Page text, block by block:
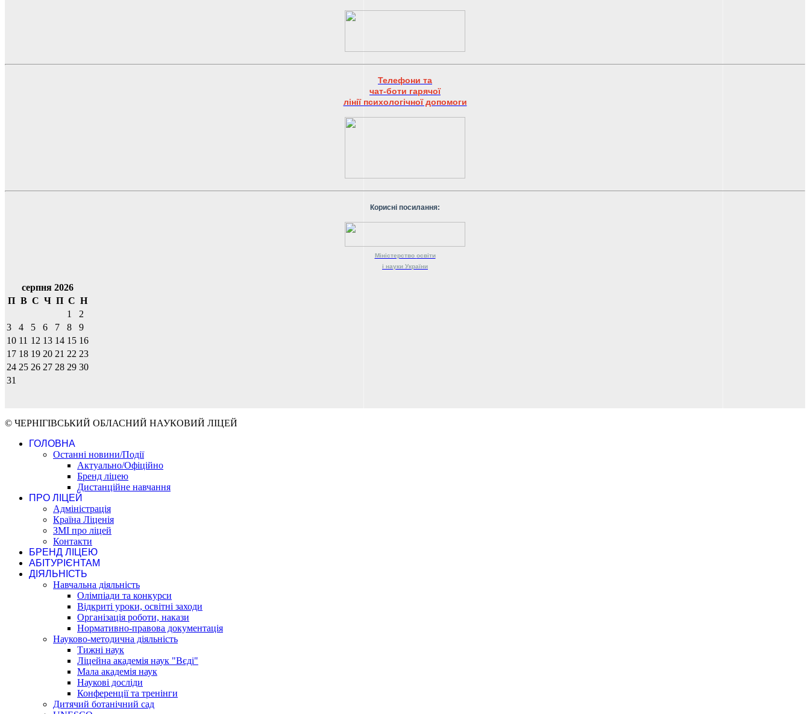
Телефони та
чат-боти гарячої
лінії психологічної допомоги
Корисні посилання:
Міністерство освіти
і науки України
серпня 2026
П В С Ч П С Н
1
2
3
4 5 6 7 8
9
10 11 12 13 14 15 16
17 18 19 20 21 22 23
24 25 26 27 28 29 30
31
© ЧЕРНІГІВСЬКИЙ ОБЛАСНИЙ НАУКОВИЙ ЛІЦЕЙ
ГОЛОВНА
Останні новини/Події
Актуально/Офіційно
Бренд ліцею
Дистанційне навчання
ПРО ЛІЦЕЙ
Адміністрація
Країна Ліценія
ЗМІ про ліцей
Контакти
БРЕНД ЛІЦЕЮ
АБІТУРІЄНТАМ
ДІЯЛЬНІСТЬ
Навчальна діяльність
Олімпіади та конкурси
Відкриті уроки, освітні заходи
Організація роботи, накази
Нормативно-правова документація
Науково-методична діяльність
Тижні наук
Ліцейна академія наук "Вєді"
Мала академія наук
Наукові досліди
Конференції та тренінги
Дитячий ботанічний сад